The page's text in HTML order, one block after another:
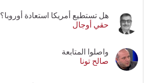
هل تستطيع أمريكا استعادة أوروبا؟
حقي أوجال
واصلوا المتابعة
صالح تونا